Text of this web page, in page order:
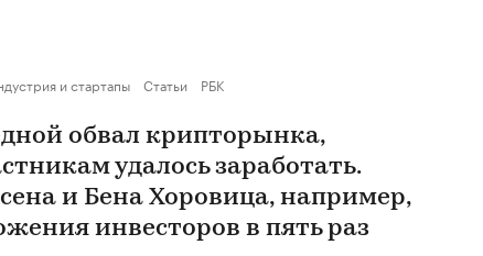
и стартапы Статьи РБК
обвал крипторынка,
удалось заработать.
и Бена Хоровица, например,
инвесторов в пять раз